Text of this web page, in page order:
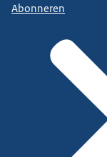
Abonneren